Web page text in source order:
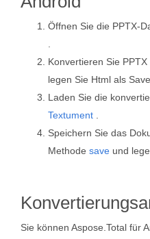
Öffnen Sie die PPTX-
Konvertieren Sie
legen Sie Html als
Laden Sie die
Textument
Speichern Sie das
Methode save und
Sie können Aspose.Total für